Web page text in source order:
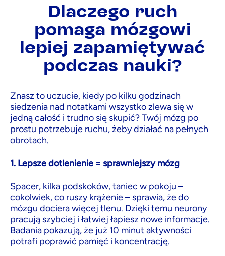
Dlaczego ruch
pomaga mózgowi
lepiej zapamiętywać
podczas nauki?
Znasz to uczucie, kiedy po kilku godzinach
siedzenia nad notatkami wszystko zlewa się w
jedną całość i trudno się skupić? Twój mózg po
prostu potrzebuje ruchu, żeby działać na pełnych
obrotach.
1. Lepsze dotlenienie = sprawniejszy mózg
Spacer, kilka podskoków, taniec w pokoju –
cokolwiek, co ruszy krążenie – sprawia, że do
mózgu dociera więcej tlenu. Dzięki temu neurony
pracują szybciej i łatwiej łapiesz nowe informacje.
Badania pokazują, że już 10 minut aktywności
potrafi poprawić pamięć i koncentrację.